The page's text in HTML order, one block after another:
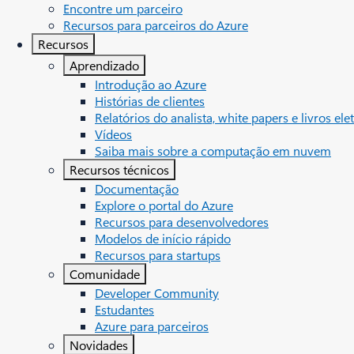
Encontre um parceiro
Recursos para parceiros do Azure
Recursos
Aprendizado
Introdução ao Azure
Histórias de clientes
Relatórios do analista, white papers e livros
Vídeos
Saiba mais sobre a computação em nuvem
Recursos técnicos
Documentação
Explore o portal do Azure
Recursos para desenvolvedores
Modelos de início rápido
Recursos para startups
Comunidade
Developer Community
Estudantes
Azure para parceiros
Novidades